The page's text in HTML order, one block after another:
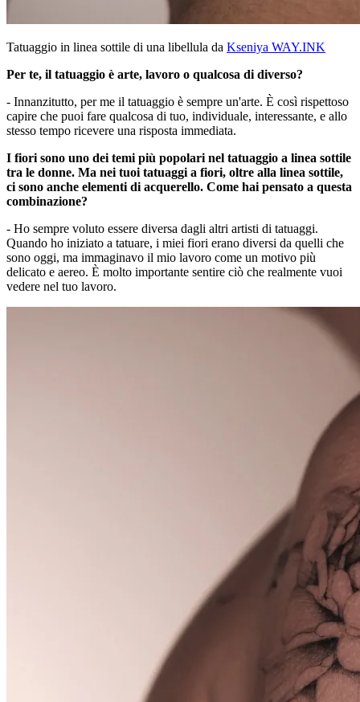
Tatuaggio in linea sottile di una libellula da Kseniya WAY.INK
Per te, il tatuaggio è arte, lavoro o qualcosa di diverso?
- Innanzitutto, per me il tatuaggio è sempre un'arte. È così rispettoso
capire che puoi fare qualcosa di tuo, individuale, interessante, e allo
stesso tempo ricevere una risposta immediata.
I fiori sono uno dei temi più popolari nel tatuaggio a linea sottile
tra le donne. Ma nei tuoi tatuaggi a fiori, oltre alla linea sottile,
ci sono anche elementi di acquerello. Come hai pensato a questa
combinazione?
- Ho sempre voluto essere diversa dagli altri artisti di tatuaggi.
Quando ho iniziato a tatuare, i miei fiori erano diversi da quelli che
sono oggi, ma immaginavo il mio lavoro come un motivo più
delicato e aereo. È molto importante sentire ciò che realmente vuoi
vedere nel tuo lavoro.